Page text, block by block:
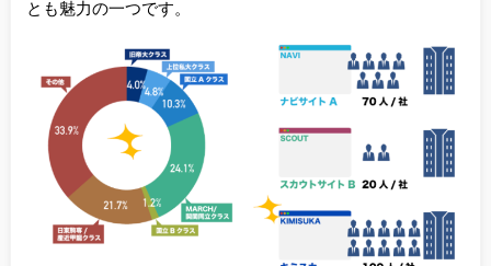
とも魅力の一つです。